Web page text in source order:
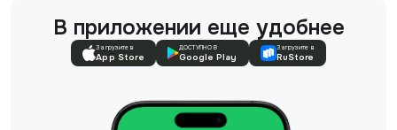
В приложении еще удобнее
Загрузите в
App Store
ДОСТУПНО В
Google Play
Загрузите в
RuStore